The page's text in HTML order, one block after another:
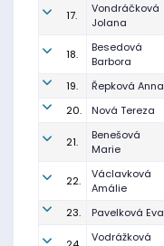
17.
Vondráčková
Jolana
18.
Besedová
Barbora
19. Řepková Anna
20.
Nová Tereza
21.
Benešová
Marie
22.
Václavková
Amálie
23. Pavelková Eva
Vodrážková